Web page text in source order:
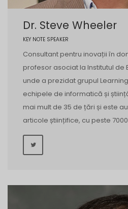
Dr. Steve Wheeler
KEY NOTE SPEAKER
Consultant pentru inovații în
profesor asociat la Institutul de
unde a prezidat grupul
echipele de informatică și
mai mult de 35 de țări și este
articole științifice, cu peste